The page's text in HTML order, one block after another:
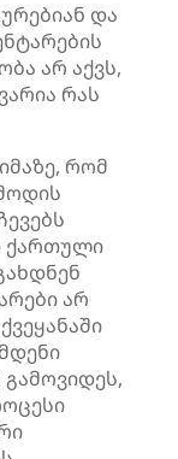
და
არ აქვს,
რას
რომ
ქართული
არ